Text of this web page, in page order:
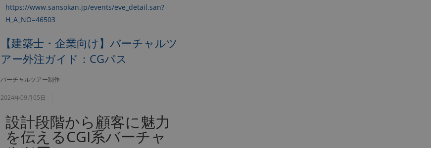
https://www.sansokan.jp/events/eve_detail.san?
H_A_NO=46503
【建築士・企業向け】バーチャルツ
アー外注ガイド：CGパス
バーチャルツアー制作
2024年09月05日
設計段階から顧客に魅力
を伝えるCGI系バーチャ